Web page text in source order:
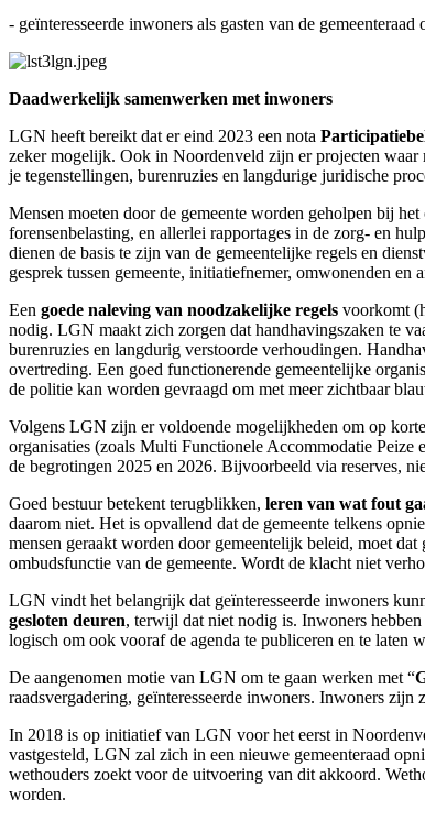
- geïnteresseerde inwoners als gasten van de gemeenteraad
Daadwerkelijk samenwerken met inwoners
LGN heeft bereikt dat er eind 2023 een nota
zeker mogelijk. Ook in Noordenveld zijn er projecten waar
je tegenstellingen, burenruzies en langdurige juridische
Mensen moeten door de gemeente worden geholpen bij
forensenbelasting, en allerlei rapportages in de zorg- en
dienen de basis te zijn van de gemeentelijke regels en
gesprek tussen gemeente, initiatiefnemer, omwonenden en
Een goede naleving van noodzakelijke regels voorkomt
nodig. LGN maakt zich zorgen dat handhavingszaken te
burenruzies en langdurig verstoorde verhoudingen.
overtreding. Een goed functionerende gemeentelijke
de politie kan worden gevraagd om met meer zichtbaar
Volgens LGN zijn er voldoende mogelijkheden om op
organisaties (zoals Multi Functionele Accommodatie
de begrotingen 2025 en 2026. Bijvoorbeeld via reserves,
Goed bestuur betekent terugblikken, leren van wat fout
daarom niet. Het is opvallend dat de gemeente telkens
mensen geraakt worden door gemeentelijk beleid, moet
ombudsfunctie van de gemeente. Wordt de klacht niet
LGN vindt het belangrijk dat geïnteresseerde inwoners
gesloten deuren, terwijl dat niet nodig is. Inwoners
logisch om ook vooraf de agenda te publiceren en te laten
De aangenomen motie van LGN om te gaan werken met “
raadsvergadering, geïnteresseerde inwoners. Inwoners zijn
In 2018 is op initiatief van LGN voor het eerst in
vastgesteld, LGN zal zich in een nieuwe gemeenteraad
wethouders zoekt voor de uitvoering van dit akkoord.
worden.